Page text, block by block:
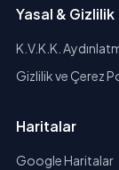
Yasal & Gizlilik
K.V.K.K.
Gizlilik ve Çerez
Haritalar
Google Haritalar